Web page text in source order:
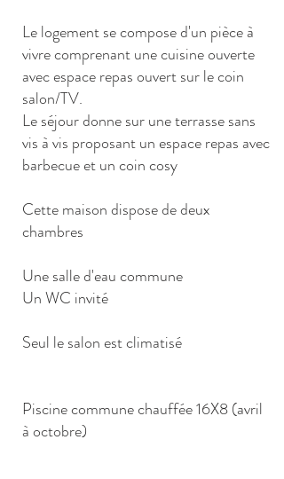
Le logement se compose d'un pièce à
vivre comprenant une cuisine ouverte
avec espace repas ouvert sur le coin
salon/TV.
Le séjour donne sur une terrasse sans
vis à vis proposant un espace repas avec
barbecue et un coin cosy
Cette maison dispose de deux
chambres
Une salle d'eau commune
Un WC invité
Seul le salon est climatisé
Piscine commune chauffée 16X8 (avril
à octobre)